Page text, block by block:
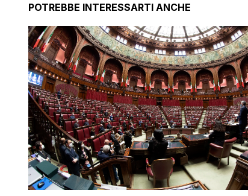
POTREBBE INTERESSARTI ANCHE